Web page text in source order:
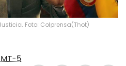
Foto: Colprensa(Thot)
5